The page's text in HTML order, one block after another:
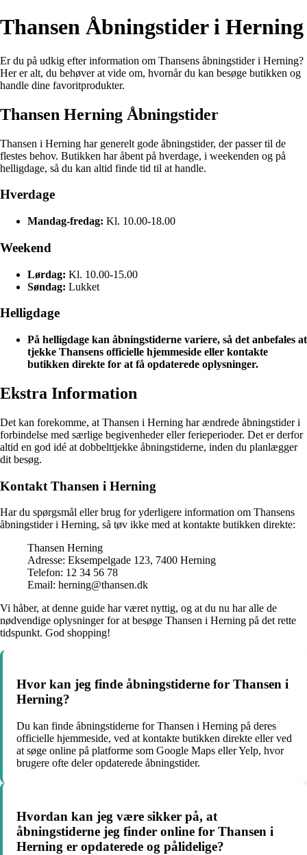
Thansen Åbningstider i Herning
Er du på udkig efter information om Thansens åbningstider i Herning?
Her er alt, du behøver at vide om, hvornår du kan besøge butikken og
handle dine favoritprodukter.
Thansen Herning Åbningstider
Thansen i Herning har generelt gode åbningstider, der passer til de
flestes behov. Butikken har åbent på hverdage, i weekenden og på
helligdage, så du kan altid finde tid til at handle.
Hverdage
Mandag-fredag: Kl. 10.00-18.00
Weekend
Lørdag: Kl. 10.00-15.00
Søndag: Lukket
Helligdage
På helligdage kan åbningstiderne variere, så det anbefales at
tjekke Thansens officielle hjemmeside eller kontakte
butikken direkte for at få opdaterede oplysninger.
Ekstra Information
Det kan forekomme, at Thansen i Herning har ændrede åbningstider i
forbindelse med særlige begivenheder eller ferieperioder. Det er derfor
altid en god idé at dobbelttjekke åbningstiderne, inden du planlægger
dit besøg.
Kontakt Thansen i Herning
Har du spørgsmål eller brug for yderligere information om Thansens
åbningstider i Herning, så tøv ikke med at kontakte butikken direkte:
Thansen Herning
Adresse: Eksempelgade 123, 7400 Herning
Telefon: 12 34 56 78
Email: herning@thansen.dk
Vi håber, at denne guide har været nyttig, og at du nu har alle de
nødvendige oplysninger for at besøge Thansen i Herning på det rette
tidspunkt. God shopping!
Hvor kan jeg finde åbningstiderne for Thansen i
Herning?
Du kan finde åbningstiderne for Thansen i Herning på deres
officielle hjemmeside, ved at kontakte butikken direkte eller ved
at søge online på platforme som Google Maps eller Yelp, hvor
brugere ofte deler opdaterede åbningstider.
Hvordan kan jeg være sikker på, at
åbningstiderne jeg finder online for Thansen i
Herning er opdaterede og pålidelige?